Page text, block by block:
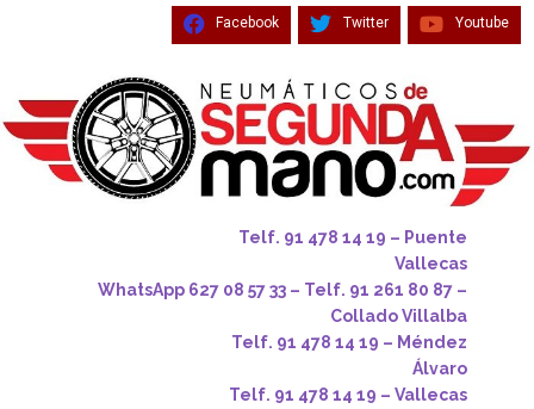
Facebook Twitter Youtube
Telf. 91 478 14 19 – Puente
Vallecas
WhatsApp 627 08 57 33 – Telf. 91 261 80 87 –
Collado Villalba
Telf. 91 478 14 19 – Méndez
Álvaro
Telf. 91 478 14 19 – Vallecas